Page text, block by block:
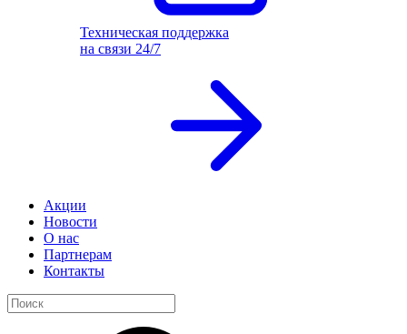
Техническая поддержка
на связи 24/7
Акции
Новости
О нас
Партнерам
Контакты